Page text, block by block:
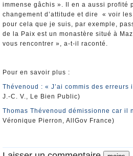
immense gâchis ». Il en a aussi profité
changement d’attitude et dire « voir
pour cela que je suis, par exemple,
de la Paix est un monastère situé à
vous rencontrer », a-t-il raconté.
Pour en savoir plus :
Thévenoud : « J’ai commis des erreurs
J.-C. V., Le Bien Public)
Thomas Thévenoud démissionne car il
Véronique Pierron, AllGov France)